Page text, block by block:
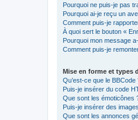
Pourquoi ne puis-je pas
Pourquoi ai-je reçu un
Comment puis-je
À quoi sert le bouton «
Pourquoi mon message
Comment puis-je
Mise en forme et types
Qu’est-ce que le BBCode
Puis-je insérer du code
Que sont les émoticônes
Puis-je insérer des
Que sont les annonces